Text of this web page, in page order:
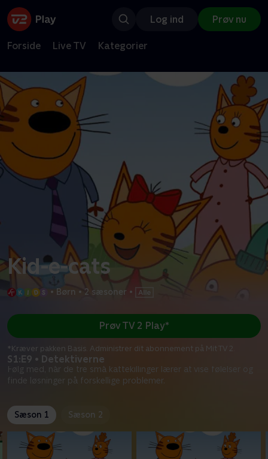
Log ind Prøv nu
Forside Live TV Kategorier
Kid-e-cats
• Børn • 2 sæsoner •
S1:E9 • Detektiverne
Følg med, når de tre små kattekillinger lærer at vise følelser og
finde løsninger på forskellige problemer.
Prøv TV 2 Play*
*Kræver pakken Basis. Administrer dit abonnement på Mit TV 2.
Sæson 1 Sæson 2